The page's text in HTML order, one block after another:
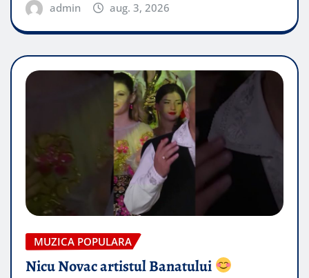
admin aug. 3, 2026
MUZICA POPULARA
Nicu Novac artistul Banatului